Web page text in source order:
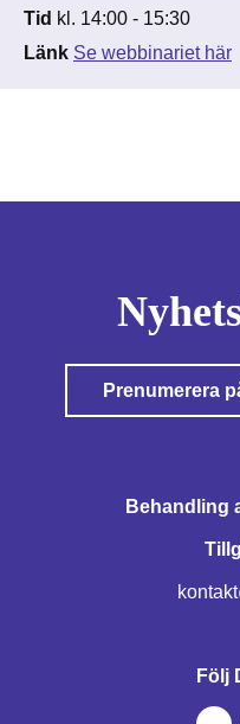
Tid kl. 14:00 - 15:30
Länk Se webbinariet här
Behandling
Prenumerera
Följ